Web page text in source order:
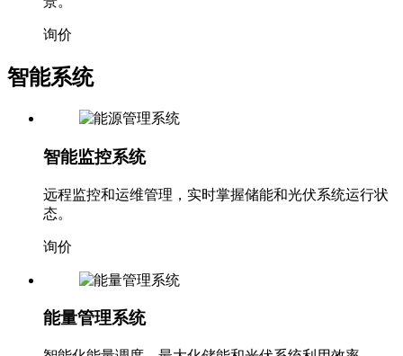
询价
远程监控和运维管理，实时掌握储能和光伏系统运行状
态。
询价
智能化能量调度，最大化储能和光伏系统利用效率。